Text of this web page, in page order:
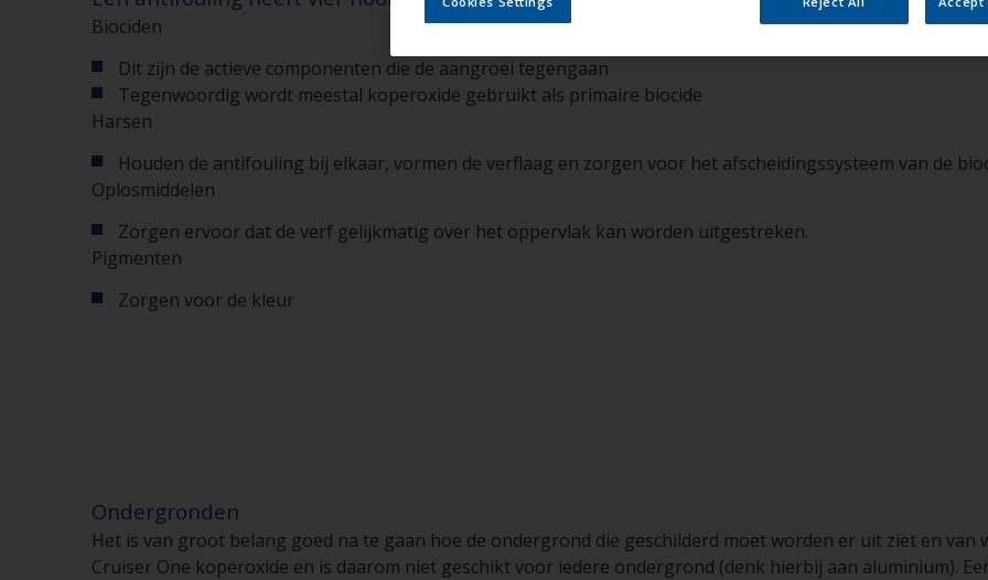
Biociden
Dit zijn de actieve componenten die de aangroei tegengaan
Tegenwoordig wordt meestal koperoxide gebruikt als primaire biocide
Harsen
Houden de antifouling bij elkaar, vormen de verflaag en zorgen voor het afscheidingssysteem van de
Oplosmiddelen
Zorgen ervoor dat de verf gelijkmatig over het oppervlak kan worden uitgestreken.
Pigmenten
Zorgen voor de kleur
Ondergronden
Het is van groot belang goed na te gaan hoe de ondergrond die geschilderd moet worden er uit ziet en van
Cruiser One koperoxide en is daarom niet geschikt voor iedere ondergrond (denk hierbij aan aluminium).